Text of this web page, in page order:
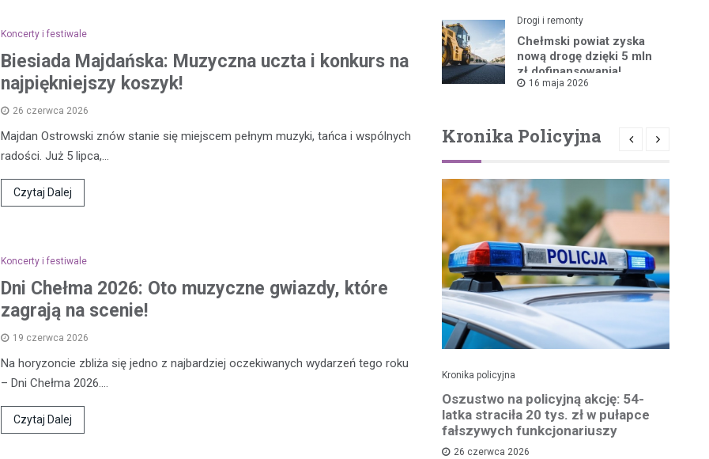
Koncerty i festiwale
Biesiada Majdańska: Muzyczna uczta i konkurs na
najpiękniejszy koszyk!
26 czerwca 2026
Majdan Ostrowski znów stanie się miejscem pełnym muzyki, tańca i wspólnych
radości. Już 5 lipca,…
Czytaj Dalej
Koncerty i festiwale
Dni Chełma 2026: Oto muzyczne gwiazdy, które
zagrają na scenie!
19 czerwca 2026
Na horyzoncie zbliża się jedno z najbardziej oczekiwanych wydarzeń tego roku
– Dni Chełma 2026.…
Czytaj Dalej
Drogi i remonty
Chełmski powiat zyska
nową drogę dzięki 5 mln
zł dofinansowania!
16 maja 2026
Kronika Policyjna
Kronika policyjna
Oszustwo na policyjną akcję: 54-
latka straciła 20 tys. zł w pułapce
fałszywych funkcjonariuszy
26 czerwca 2026